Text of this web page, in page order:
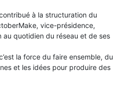
à la structuration du
vice-présidence,
quotidien du réseau et de ses
la force du faire ensemble, du
et les idées pour produire des